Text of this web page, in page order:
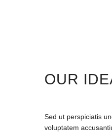
OUR
Sed ut perspiciatis
voluptatem